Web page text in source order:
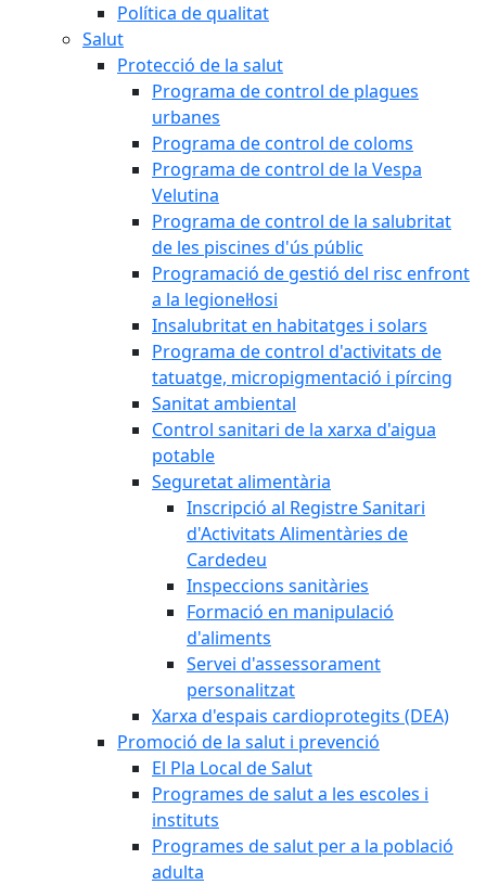
Política de qualitat
Salut
Protecció de la salut
Programa de control de plagues
urbanes
Programa de control de coloms
Programa de control de la Vespa
Velutina
Programa de control de la salubritat
de les piscines d'ús públic
Programació de gestió del risc enfront
a la legionel·losi
Insalubritat en habitatges i solars
Programa de control d'activitats de
tatuatge, micropigmentació i pírcing
Sanitat ambiental
Control sanitari de la xarxa d'aigua
potable
Seguretat alimentària
Inscripció al Registre Sanitari
d'Activitats Alimentàries de
Cardedeu
Inspeccions sanitàries
Formació en manipulació
d'aliments
Servei d'assessorament
personalitzat
Xarxa d'espais cardioprotegits (DEA)
Promoció de la salut i prevenció
El Pla Local de Salut
Programes de salut a les escoles i
instituts
Programes de salut per a la població
adulta